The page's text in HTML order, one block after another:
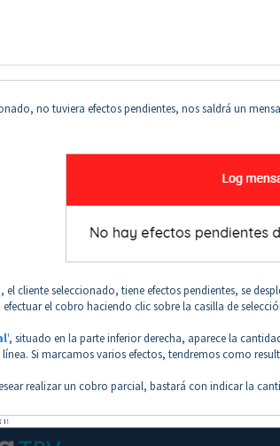
no tuviera efectos pendientes, nos saldrá un
cliente seleccionado, tiene efectos pendientes, se
efectuar el cobro haciendo clic sobre la casilla de
', situado en la parte inferior derecha, aparece la
Si marcamos varios efectos, tendremos como
realizar un cobro parcial, bastará con indicar la